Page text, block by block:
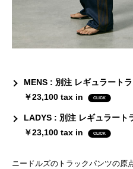
MENS : 別注 レギュラート
￥23,100 tax in
LADYS : 別注 レギュラート
￥23,100 tax in
ニードルズのトラックパンツの原